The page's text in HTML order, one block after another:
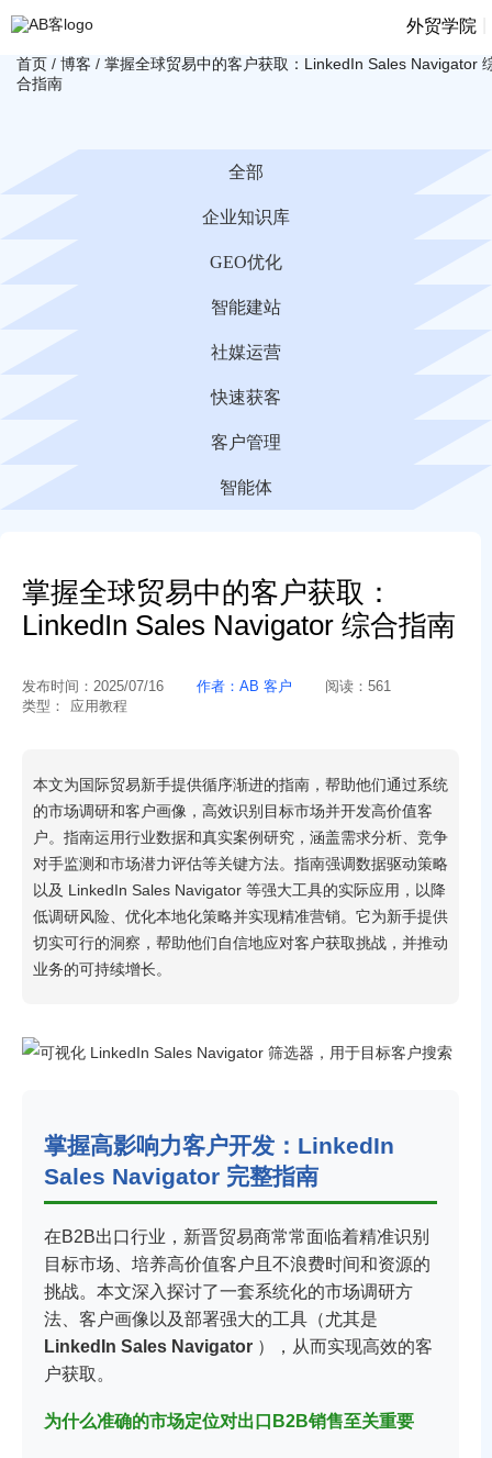
外贸学院
首页 / 博客 / 掌握全球贸易中的客户获取：LinkedIn Sales Navigator
合指南
全部
企业知识库
GEO优化
智能建站
社媒运营
快速获客
客户管理
智能体
掌握全球贸易中的客户获取：
LinkedIn Sales Navigator 综合指南
发布时间： 2025/07/16 作者： AB 客户 阅读： 561
类型：
应用教程
本文为国际贸易新手提供循序渐进的指南，帮助他们通过系统
的市场调研和客户画像，高效识别目标市场并开发高价值客
户。指南运用行业数据和真实案例研究，涵盖需求分析、竞争
对手监测和市场潜力评估等关键方法。指南强调数据驱动策略
以及 LinkedIn Sales Navigator 等强大工具的实际应用，以降
低调研风险、优化本地化策略并实现精准营销。它为新手提供
切实可行的洞察，帮助他们自信地应对客户获取挑战，并推动
业务的可持续增长。
掌握高影响力客户开发：LinkedIn
Sales Navigator 完整指南
在B2B出口行业，新晋贸易商常常面临着精准识别
目标市场、培养高价值客户且不浪费时间和资源的
挑战。本文深入探讨了一套系统化的市场调研方
法、客户画像以及部署强大的工具（尤其是
LinkedIn Sales Navigator ），从而实现高效的客
户获取。
为什么准确的市场定位对出口B2B销售至关重要